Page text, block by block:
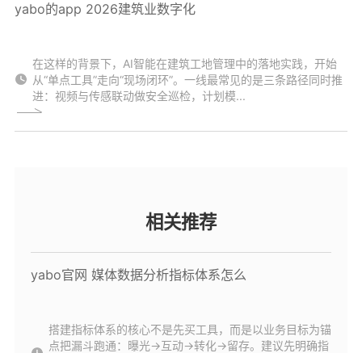
yabo的app 2026建筑业数字化
在这样的背景下，AI智能在建筑工地管理中的落地实践，开始
从“单点工具”走向“现场闭环”。一线最常见的是三条路径同时推
进：视频与传感联动做安全巡检，计划模...
相关推荐
yabo官网 媒体数据分析指标体系怎么
搭建指标体系的核心不是先买工具，而是以业务目标为锚
点把漏斗跑通：曝光→互动→转化→留存。建议先明确指